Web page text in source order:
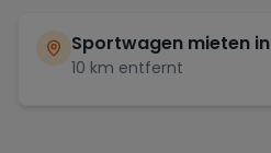
Sportwagen mieten in
10 km entfernt